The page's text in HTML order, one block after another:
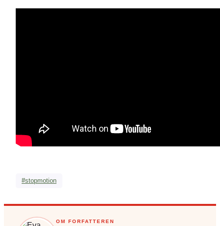
#stopmotion
OM FORFATTEREN